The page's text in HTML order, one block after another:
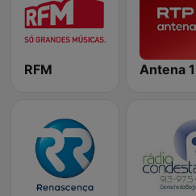
RFM Antena 1